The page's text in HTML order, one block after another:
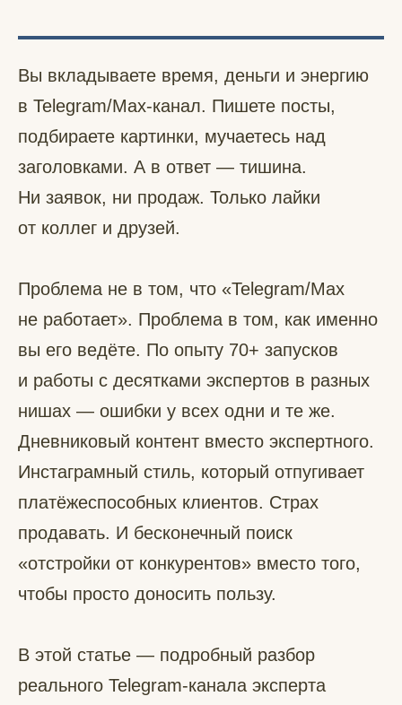
Вы вкладываете время, деньги и энергию
в Telegram/Max-канал. Пишете посты,
подбираете картинки, мучаетесь над
заголовками. А в ответ — тишина.
Ни заявок, ни продаж. Только лайки
от коллег и друзей.
Проблема не в том, что «Telegram/Max
не работает». Проблема в том, как именно
вы его ведёте. По опыту 70+ запусков
и работы с десятками экспертов в разных
нишах — ошибки у всех одни и те же.
Дневниковый контент вместо экспертного.
Инстаграмный стиль, который отпугивает
платёжеспособных клиентов. Страх
продавать. И бесконечный поиск
«отстройки от конкурентов» вместо того,
чтобы просто доносить пользу.
В этой статье — подробный разбор
реального Telegram-канала эксперта